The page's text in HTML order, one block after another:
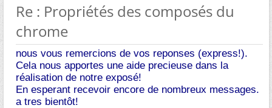
Re : Propriétés des composés du
chrome
nous vous remercions de vos reponses (express!).
Cela nous apportes une aide precieuse dans la
réalisation de notre exposé!
En esperant recevoir encore de nombreux messages.
a tres bientôt!